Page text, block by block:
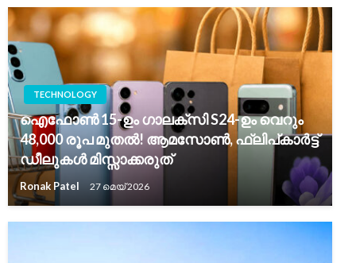
TECHNOLOGY
ഐഫോൺ 15-ഉം ഗാലക്സി S24-ഉം വെറും
48,000 രൂപ മുതൽ! ആമസോൺ, ഫ്ലിപ്കാർട്ട്
ഡീലുകൾ മിസ്സാക്കരുത്
Ronak Patel 27 മെയ്‌ 2026